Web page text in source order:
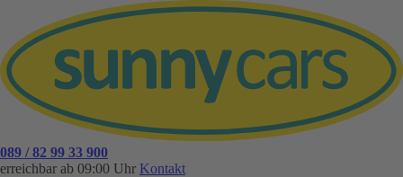
089 / 82 99 33 900
erreichbar ab 09:00 Uhr Kontakt